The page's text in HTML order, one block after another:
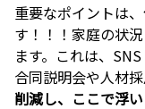
重要なポイントは
す！！！家庭の状
ます。これは、
合同説明会や人材
削減し、ここで浮